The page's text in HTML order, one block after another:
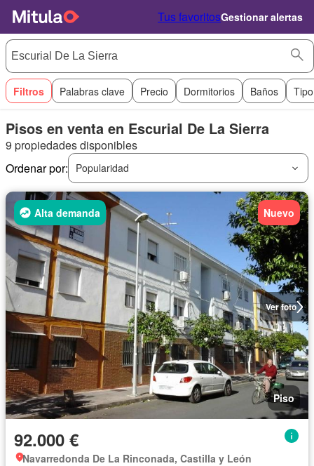
Tus favoritosGestionar alertas
Filtros Palabras clave Precio Dormitorios Baños
Pisos en venta en Escurial De La Sierra
9 propiedades disponibles
Ordenar por:
Popularidad
Ver foto
Alta demanda Nuevo
Piso
92.000 €
Navarredonda De La Rinconada, Castilla y León